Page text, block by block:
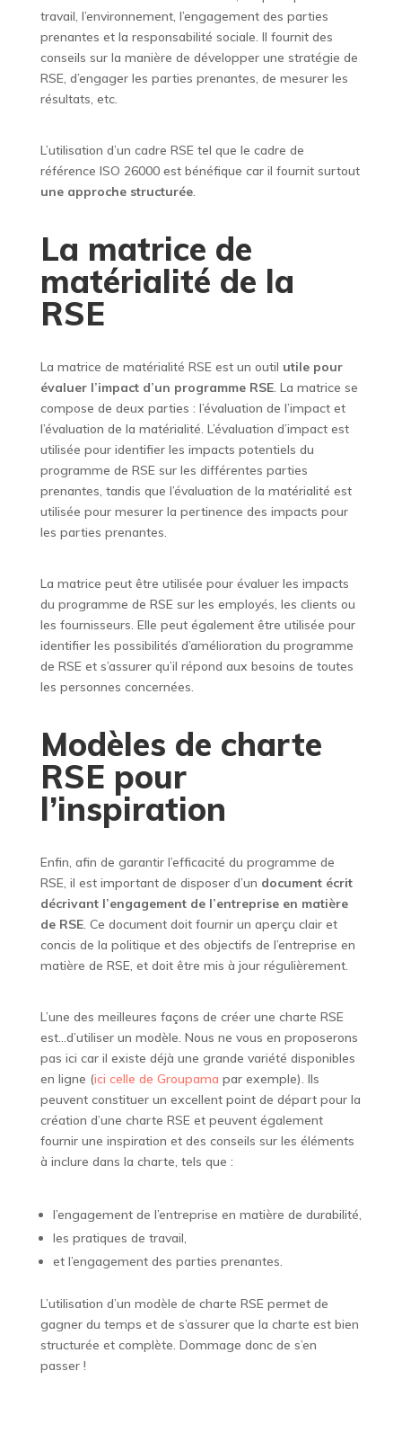
travail, l’environnement, l’engagement des parties
prenantes et la responsabilité sociale. Il fournit des
conseils sur la manière de développer une stratégie de
RSE, d’engager les parties prenantes, de mesurer les
résultats, etc.
L’utilisation d’un cadre RSE tel que le cadre de
référence ISO 26000 est bénéfique car il fournit surtout
une approche structurée.
La matrice de
matérialité de la
RSE
La matrice de matérialité RSE est un outil utile pour
évaluer l’impact d’un programme RSE. La matrice se
compose de deux parties : l’évaluation de l’impact et
l’évaluation de la matérialité. L’évaluation d’impact est
utilisée pour identifier les impacts potentiels du
programme de RSE sur les différentes parties
prenantes, tandis que l’évaluation de la matérialité est
utilisée pour mesurer la pertinence des impacts pour
les parties prenantes.
La matrice peut être utilisée pour évaluer les impacts
du programme de RSE sur les employés, les clients ou
les fournisseurs. Elle peut également être utilisée pour
identifier les possibilités d’amélioration du programme
de RSE et s’assurer qu’il répond aux besoins de toutes
les personnes concernées.
Modèles de charte
RSE pour
l’inspiration
Enfin, afin de garantir l’efficacité du programme de
RSE, il est important de disposer d’un document écrit
décrivant l’engagement de l’entreprise en matière
de RSE. Ce document doit fournir un aperçu clair et
concis de la politique et des objectifs de l’entreprise en
matière de RSE, et doit être mis à jour régulièrement.
L’une des meilleures façons de créer une charte RSE
est…d’utiliser un modèle. Nous ne vous en proposerons
pas ici car il existe déjà une grande variété disponibles
en ligne (ici celle de Groupama par exemple). Ils
peuvent constituer un excellent point de départ pour la
création d’une charte RSE et peuvent également
fournir une inspiration et des conseils sur les éléments
à inclure dans la charte, tels que :
l’engagement de l’entreprise en matière de durabilité,
les pratiques de travail,
et l’engagement des parties prenantes.
L’utilisation d’un modèle de charte RSE permet de
gagner du temps et de s’assurer que la charte est bien
structurée et complète. Dommage donc de s’en
passer !